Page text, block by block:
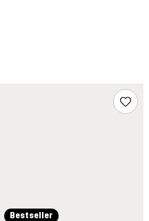
Bestseller